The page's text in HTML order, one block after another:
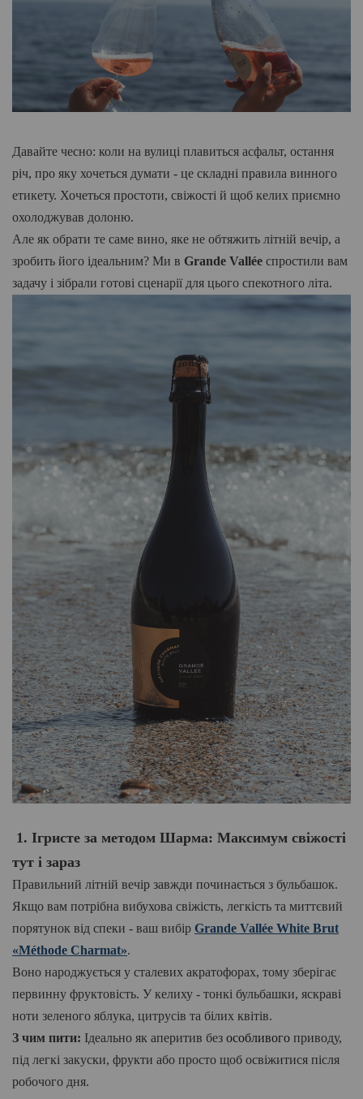
Давайте чесно: коли на вулиці плавиться асфальт, остання
річ, про яку хочеться думати - це складні правила винного
етикету. Хочеться простоти, свіжості й щоб келих приємно
охолоджував долоню.
Але як обрати те саме вино, яке не обтяжить літній вечір, а
зробить його ідеальним? Ми в Grande Vallée спростили вам
задачу і зібрали готові сценарії для цього спекотного літа.
1. Ігристе за методом Шарма: Максимум свіжості
тут і зараз
Правильний літній вечір завжди починається з бульбашок.
Якщо вам потрібна вибухова свіжість, легкість та миттєвий
порятунок від спеки - ваш вибір Grande Vallée White Brut
«Méthode Charmat».
Воно народжується у сталевих акратофорах, тому зберігає
первинну фруктовість. У келиху - тонкі бульбашки, яскраві
ноти зеленого яблука, цитрусів та білих квітів.
З чим пити: Ідеально як аперитив без особливого приводу,
під легкі закуски, фрукти або просто щоб освіжитися після
робочого дня.